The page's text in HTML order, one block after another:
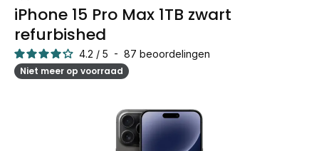
iPhone 15 Pro Max 1TB zwart
refurbished
4.2 / 5 - 87 beoordelingen
Niet meer op voorraad